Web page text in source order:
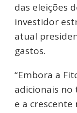
das eleições
investidor
atual
gastos.
“Embora a
adicionais no
e a